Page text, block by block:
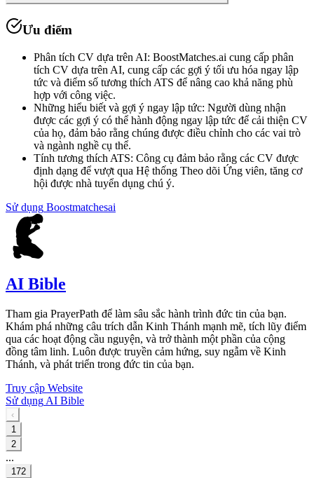
Ưu điểm
Phân tích CV dựa trên AI: BoostMatches.ai cung cấp phân
tích CV dựa trên AI, cung cấp các gợi ý tối ưu hóa ngay lập
tức và điểm số tương thích ATS để nâng cao khả năng phù
hợp với công việc.
Những hiểu biết và gợi ý ngay lập tức: Người dùng nhận
được các gợi ý có thể hành động ngay lập tức để cải thiện CV
của họ, đảm bảo rằng chúng được điều chỉnh cho các vai trò
và ngành nghề cụ thể.
Tính tương thích ATS: Công cụ đảm bảo rằng các CV được
định dạng để vượt qua Hệ thống Theo dõi Ứng viên, tăng cơ
hội được nhà tuyển dụng chú ý.
Sử dụng Boostmatchesai
AI Bible
Tham gia PrayerPath để làm sâu sắc hành trình đức tin của bạn.
Khám phá những câu trích dẫn Kinh Thánh mạnh mẽ, tích lũy điểm
qua các hoạt động cầu nguyện, và trở thành một phần của cộng
đồng tâm linh. Luôn được truyền cảm hứng, suy ngẫm về Kinh
Thánh, và phát triển trong đức tin của bạn.
Truy cập Website
Sử dụng AI Bible
‹
1
2
...
172